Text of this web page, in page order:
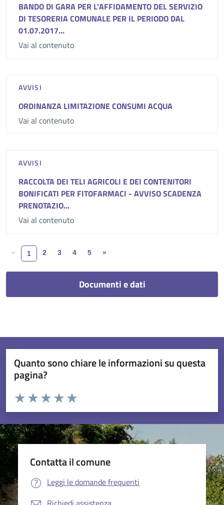
BANDO DI GARA PER L'AFFIDAMENTO DEL SERVIZIO
DI TESORERIA COMUNALE PER IL PERIODO DAL
01.07.2017...
Vai al contenuto
AVVISI
ORDINANZA LIMITAZIONE CONSUMI ACQUA
Vai al contenuto
AVVISI
RACCOLTA DEI TELI AGRICOLI E DEI CONTENITORI
BONIFICATI PER FITOFARMACI - AVVISO SCADENZA
PRENOTAZIO...
Vai al contenuto
« 1 2 3 4 5 »
Documenti e dati
Quanto sono chiare le informazioni su questa
pagina?
Valuta da 1 a 5 stelle la pagina
Valuta 5 stelle su 5
Valuta 4 stelle su 5
Valuta 3 stelle su 5
Valuta 2 stelle su 5
Valuta 1 stelle su 5
Contatta il comune
Leggi le domande frequenti